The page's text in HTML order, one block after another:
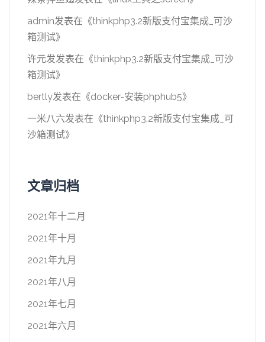
admin发表在《thinkphp3.2新版支付宝集成_可沙
箱测试》
许元发发表在《thinkphp3.2新版支付宝集成_可沙
箱测试》
bertly发表在《docker-安装phphub5》
一米八六发表在《thinkphp3.2新版支付宝集成_可
沙箱测试》
文章归档
2021年十二月
2021年十月
2021年九月
2021年八月
2021年七月
2021年六月